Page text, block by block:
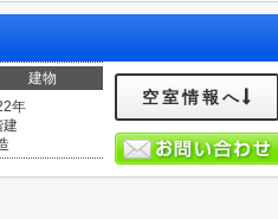
建物
年
建
空室情報へ